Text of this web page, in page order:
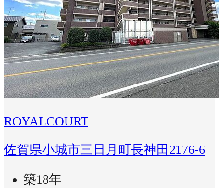
ROYALCOURT
佐賀県小城市三日月町長神田2176-6
築18年